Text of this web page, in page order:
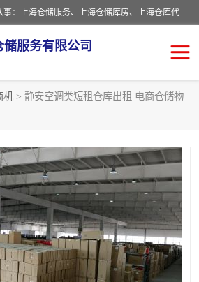
上海星力仓储服务有限公司从事：上海仓储服务、上海仓储库房、上海仓库代运营、上海仓库对外出租、上海仓库外包、上海三方仓储、上海电商仓储代发、上海电商代发货仓库、上海托管仓库、上海仓储配送。上海星力仓储服务有限公司现在拥有100个分仓、10万余平方的标准库房，精炼员工几百名，与几千家客户合作，公司已跻身上海仓储行业前列。欢迎来电咨询！
储服务有限公司
机 > 静安空调类短租仓库出租 电商仓储物
上海仓库外包
上海托管仓库
上海仓储服务
上海电商代发货仓库